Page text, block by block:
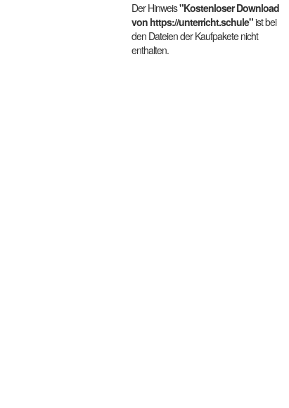
Der Hinweis"Kostenloser Download
von https://unterricht.schule"ist bei
den Dateien der Kaufpakete nicht
enthalten.